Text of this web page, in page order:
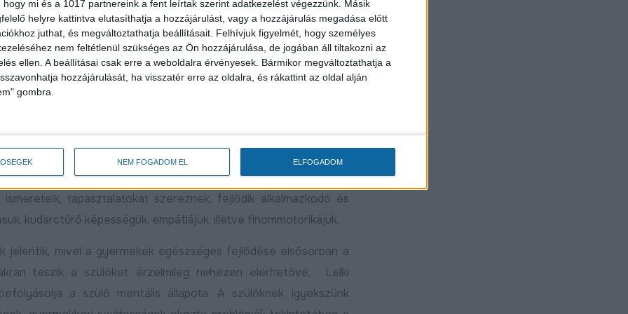
hogy mi és a 1017 partnereink a fent leírtak szerint adatkezelést végezzünk. Másik
helyre kattintva elutasíthatja a hozzájárulást, vagy a hozzájárulás megadása előtt
juthat, és megváltoztathatja beállításait. Felhívjuk figyelmét, hogy személyes
nem feltétlenül szükséges az Ön hozzájárulása, de jogában áll tiltakozni az
ellen. A beállításai csak erre a weboldalra érvényesek. Bármikor megváltoztathatja a
hozzájárulását, ha visszatér erre az oldalra, és rákattint az oldal alján
gombra.
NEM FOGADOM EL ELFOGADOM
ünnepeket közösen ünnepelhetjük mesékkel és együtt készített
napja, mikulás, karácsony). A program célja a gyermekek
a gyermek közötti kapcsolat mélyítése.
közötti gyerekeket szólítja meg, akik szívesen töltenék
szervezett keretek között. A foglalkozás keretében a
fogyasztói magatartás, az egészséges táplálkozás, a
nyújtani a gyerekeknek, mindezt játékos, élvezhető keretek
biztosítása az általános iskolás korosztály számára,
tapasztalatokat szereznek, fejlődik alkalmazkodó és
kudarctűrő képességük, empátiájuk, illetve finommotorikájuk.
jelentik, mivel a gyermekek egészséges fejlődése elsősorban a
teszik a szülőket érzelmileg nehezen elérhetővé. Lelki
a szülő mentális állapota. A szülőknek igyekszünk